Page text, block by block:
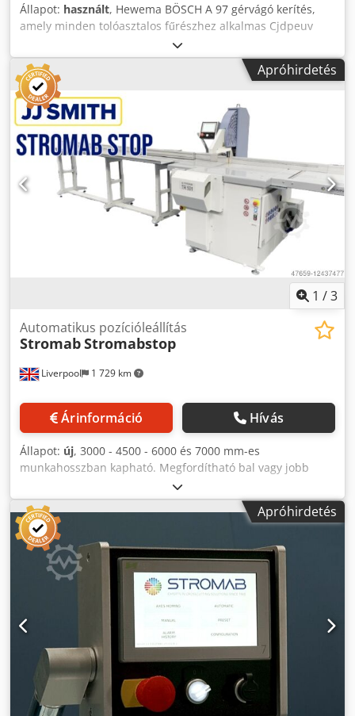
Állapot: használt, Hewema BÖSCH A 97 gérvágó kerítés,
amely minden tolóasztalos fűrészhez alkalmas Cjdpeuv
Apróhirdetés
1 /3
Liverpool 1 729 km
Automatikus pozícióleállítás
StromabStromabstop
Árinformáció Hívás
Állapot: új, 3000 - 4500 - 6000 és 7000 mm-es
munkahosszban kapható. Megfordítható bal vagy jobb
irányba Eloxált alumínium profil 105x 90 mm Megerősített
32 mm-es fogazott szíj Egyfázisú motor 6 Nm 115 - 230 V-os
feszültséggel Pozícionálási sebesség 60 m/perc Ismétlési
pontosság +/- 0,1 mm Smart 7 érintőképernyős színes
vezérlőegység 7"-os kijelző Codpfxon Nv Uge Ahqerf 3
munkamód Kézi abszolút vagy inkrementális munkamód,
előre beállított 8 előre beállított pozícióval és automatikus
vágási lista mód, USB-port vágási listák importálásához
Apróhirdetés